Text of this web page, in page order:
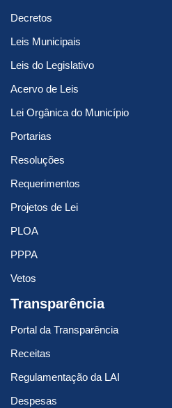
Decretos
Leis Municipais
Leis do Legislativo
Acervo de Leis
Lei Orgânica do Município
Portarias
Resoluções
Requerimentos
Projetos de Lei
PLOA
PPPA
Vetos
Transparência
Portal da Transparência
Receitas
Regulamentação da LAI
Despesas